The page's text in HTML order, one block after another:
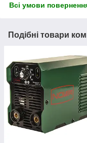
Всі умови
Подібні товари